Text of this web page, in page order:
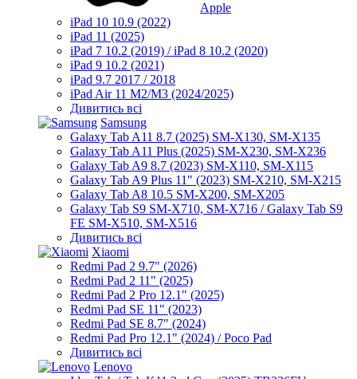
Apple
iPad 10 10.9 (2022)
iPad 11 (2025)
iPad 7 10.2 (2019) / iPad 8 10.2 (2020)
iPad 9 10.2 (2021)
iPad 9.7 2017 / 2018
iPad Air 11 M2/M3 (2024/2025)
Дивитись всі
Samsung
Galaxy Tab A11 8.7 (2025) SM-X130, SM-X135
Galaxy Tab A11 Plus (2025) SM-X230, SM-X236
Galaxy Tab A9 8.7 (2023) SM-X110, SM-X115
Galaxy Tab A9 Plus 11" (2023) SM-X210, SM-X215
Galaxy Tab A8 10.5 SM-X200, SM-X205
Galaxy Tab S9 SM-X710, SM-X716 / Galaxy Tab S9
FE SM-X510, SM-X516
Дивитись всі
Xiaomi
Redmi Pad 2 9.7" (2026)
Redmi Pad 2 11" (2025)
Redmi Pad 2 Pro 12.1" (2025)
Redmi Pad SE 11" (2023)
Redmi Pad SE 8.7" (2024)
Redmi Pad Pro 12.1" (2024) / Poco Pad
Дивитись всі
Lenovo